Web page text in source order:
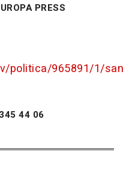
PRESS
politica/965891/1/
44 06